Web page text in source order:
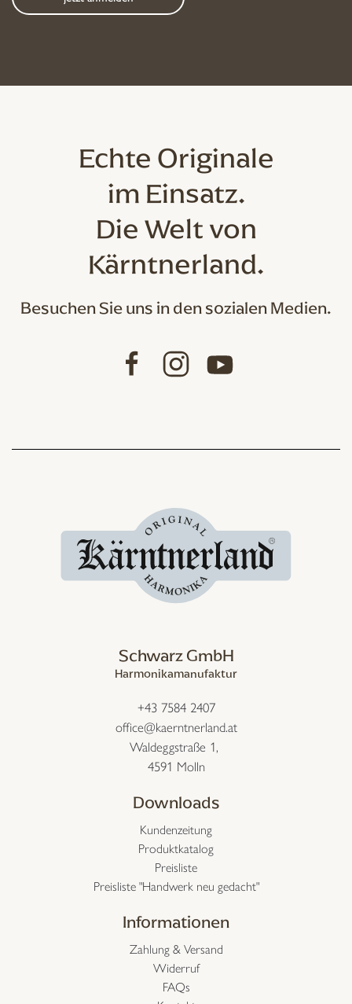
Echte Originale
im Einsatz.
Die Welt von
Kärntnerland.
Besuchen Sie uns in den sozialen Medien.
Schwarz GmbH
Harmonikamanufaktur
+43 7584 2407
office@kaerntnerland.at
Waldeggstraße 1,
4591 Molln
Downloads
Kundenzeitung
Produktkatalog
Preisliste
Preisliste "Handwerk neu gedacht"
Informationen
Zahlung & Versand
Widerruf
FAQs